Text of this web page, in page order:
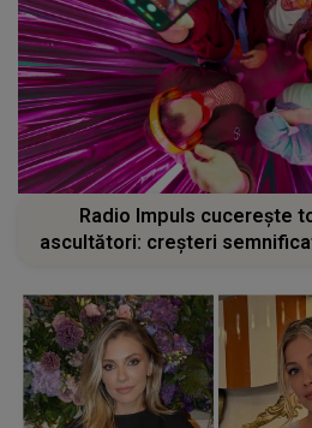
Radio Impuls cucerește
ascultători: creșteri